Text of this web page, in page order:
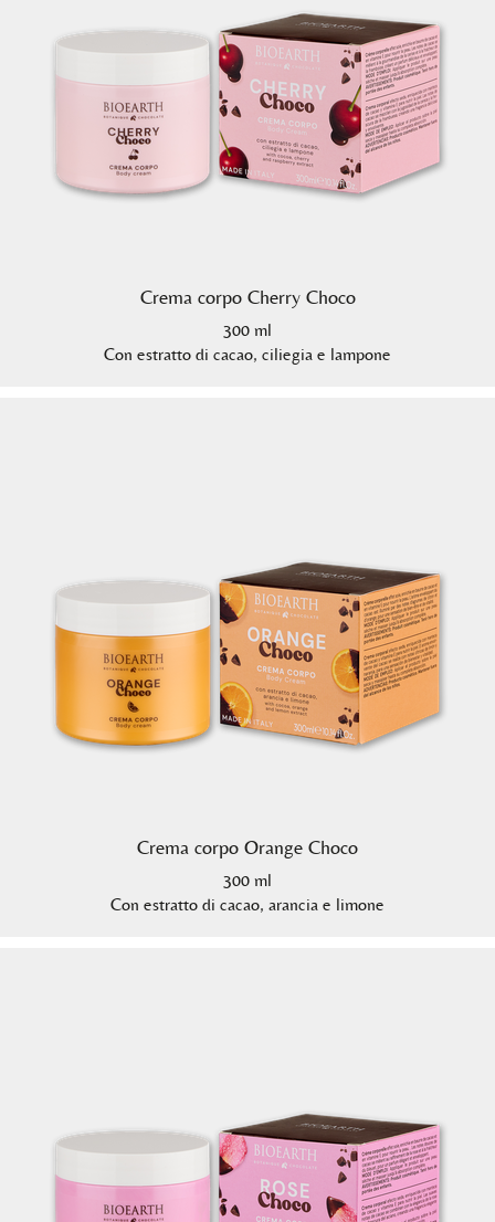
Crema corpo Cherry Choco
300 ml
Con estratto di cacao, ciliegia e lampone
Crema corpo Orange Choco
300 ml
Con estratto di cacao, arancia e limone